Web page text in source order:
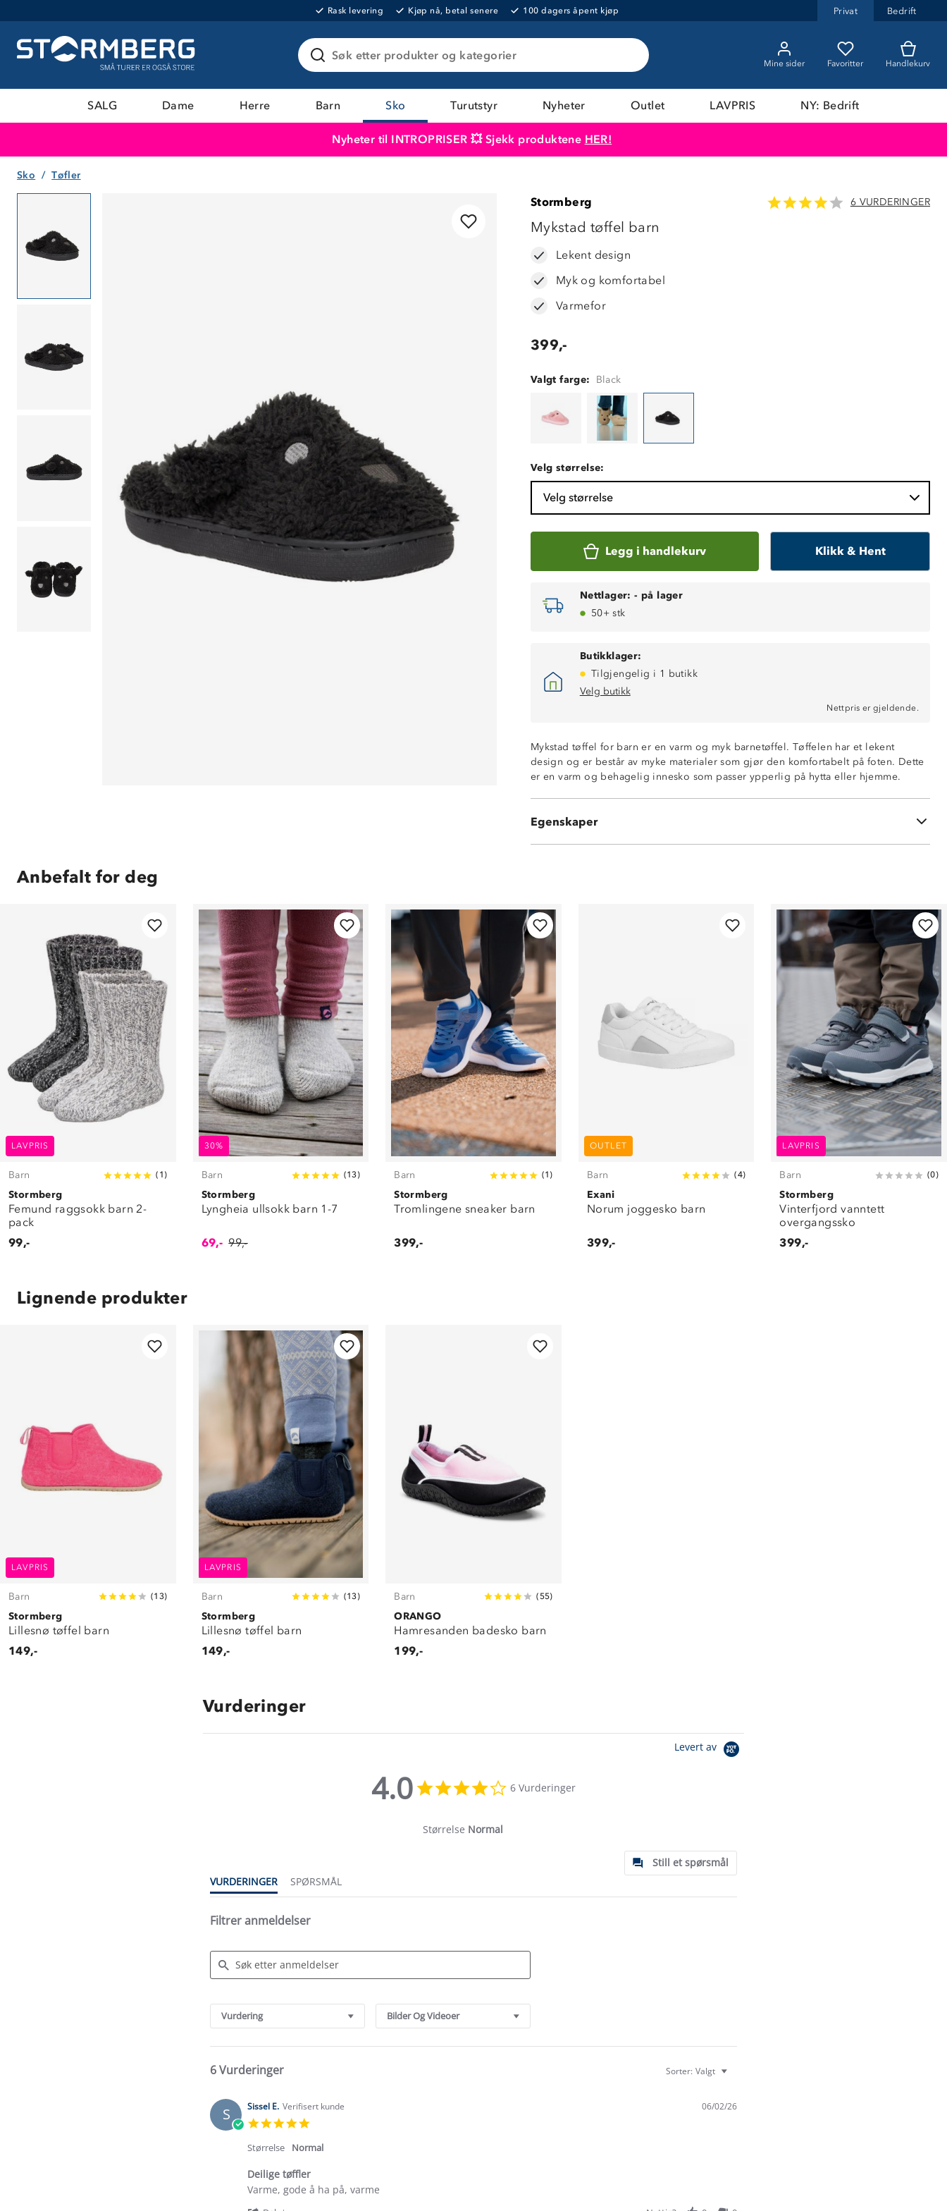
Rask levering Kjøp nå, betal senere 100 dagers åpent kjøp Privat Bedrift
Søk etter produkter og kategorier
Mine sider Favoritter Handlekurv
SALG Dame Herre Barn Sko Turutstyr Nyheter Outlet LAVPRIS NY: Bedrift
Nyheter til INTROPRISER 💥 Sjekk produktene HER!
Sko Tøfler
Stormberg 6 VURDERINGER
Mykstad tøffel barn
Lekent design
Myk og komfortabel
Varmefor
399,-
Valgt farge: Black
Velg størrelse:
Velg størrelse
Legg i handlekurv Klikk & Hent
Nettlager: - på lager
50+ stk
Butikklager:
Tilgjengelig i 1 butikk
Velg butikk
Nettpris er gjeldende.
Mykstad tøffel for barn er en varm og myk barnetøffel. Tøffelen har et lekent
design og er består av myke materialer som gjør den komfortabelt på foten. Dette
er en varm og behagelig innesko som passer ypperlig på hytta eller hjemme.
Egenskaper
Varmefor
Anbefalt for deg
LAVPRIS
Barn ( 1 )
Stormberg
Femund raggsokk barn 2-
pack
99,-
30%
Barn (13)
Stormberg
Lyngheia ullsokk barn 1-7
69,- 99,-
Barn (1 )
Stormberg
Tromlingene sneaker barn
399,-
OUTLET
Barn (4)
Exani
Norum joggesko barn
399,-
LAVPRIS
Barn (0)
Stormberg
Vinterfjord vanntett
overgangssko
399,-
Lignende produkter
LAVPRIS
Barn (13)
Stormberg
Lillesnø tøffel barn
149,-
LAVPRIS
Barn (13)
Stormberg
Lillesnø tøffel barn
149,-
Barn (55)
ORANGO
Hamresanden badesko barn
199,-
Vurderinger
Levert av
4.0
star
6 Vurderinger
Størrelse Normal
Still et spørsmål
VURDERINGER
SPØRSMÅL
Filtrer anmeldelser
Reviews
Vurdering Bilder Og Videoer
6 Vurderinger Sorter: Valgt
S Sissel E. Verifisert kunde
rating
06/02/26
Størrelse Normal
Deilige tøffler
Review
review
Varme, gode å ha på, varme